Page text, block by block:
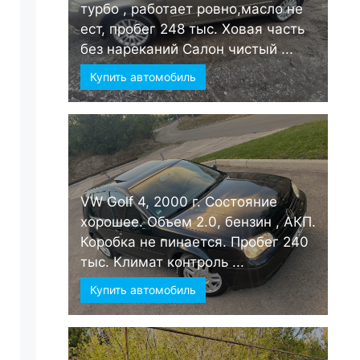
турбо , работает ровно,масло не
ест, пробег 248 тыс. Ховая часть
без нареканий Салон чистый ...
Купить автомобиль
VW Golf 4, 2000 г. Состояние
хорошее. Объем 2.0, бензин , АКП.
Коробка не пинается. Пробег 240
тыс. Климат контроль ...
Купить автомобиль